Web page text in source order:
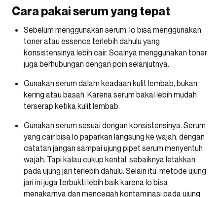
Cara pakai serum yang tepat
Sebelum menggunakan serum, lo bisa menggunakan
toner atau essence terlebih dahulu yang
konsistensinya lebih cair. Soalnya menggunakan toner
juga berhubungan dengan poin selanjutnya.
Gunakan serum dalam keadaan kulit lembab, bukan
kering atau basah. Karena serum bakal lebih mudah
terserap ketika kulit lembab.
Gunakan serum sesuai dengan konsistensinya. Serum
yang cair bisa lo paparkan langsung ke wajah, dengan
catatan jangan sampai ujung pipet serum menyentuh
wajah. Tapi kalau cukup kental, sebaiknya letakkan
pada ujung jari terlebih dahulu. Selain itu, metode ujung
jari ini juga terbukti lebih baik karena lo bisa
menakarnya dan mencegah kontaminasi pada ujung